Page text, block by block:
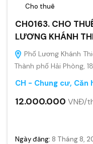
Cho thuê
CH0163. CHO
LƯƠNG KHÁNH
Phố Lương Khánh
Thành phố Hải Phòng,
CH - Chung cư, Căn
12.000.000 VNĐ/
Ngày đăng: 8 Tháng 8,